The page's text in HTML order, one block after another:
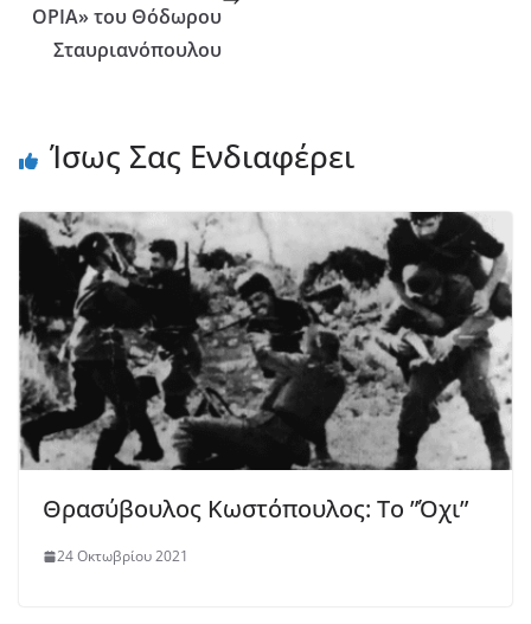
ΟΡΙΑ» του Θόδωρου
Σταυριανόπουλου
Ίσως Σας Ενδιαφέρει
Θρασύβουλος Κωστόπουλος: Το ”Όχι”
24 Οκτωβρίου 2021